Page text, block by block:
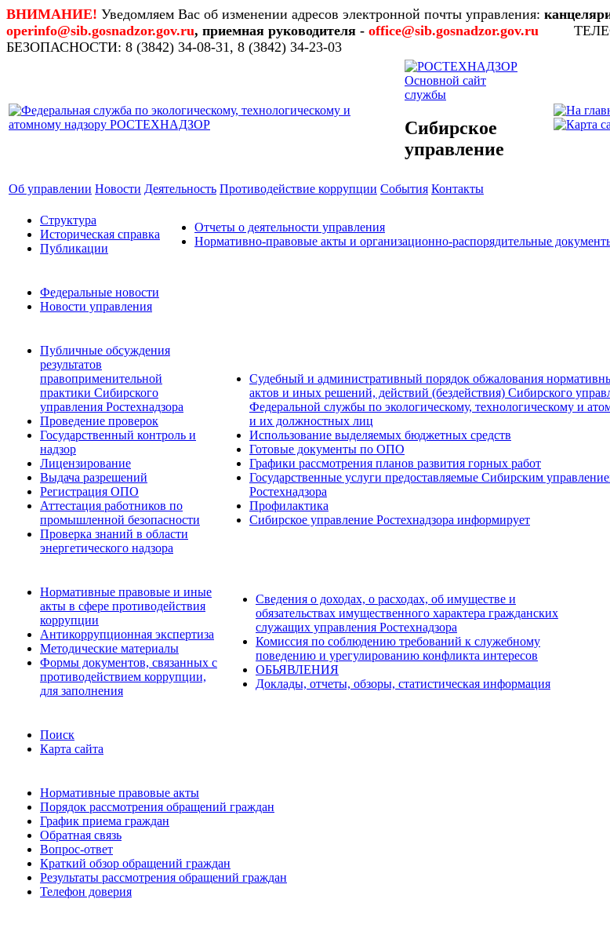
ВНИМАНИЕ! Уведомляем Вас об изменении адресов электронной почты управления:
operinfo@sib.gosnadzor.gov.ru, приемная руководителя - office@sib.gosnadzor.gov.ru
БЕЗОПАСНОСТИ: 8 (3842) 34-08-31, 8 (3842) 34-23-03
Основной сайт
службы
Сибирское
управление
Об управлении Новости Деятельность Противодействие коррупции События Контакты
Структура
Историческая справка
Публикации
Отчеты о деятельности управления
Нормативно-правовые акты и организационно-распорядительные
Федеральные новости
Новости управления
Публичные обсуждения
результатов
правоприменительной
практики Сибирского
управления Ростехнадзора
Проведение проверок
Государственный контроль и
надзор
Лицензирование
Выдача разрешений
Регистрация ОПО
Аттестация работников по
промышленной безопасности
Проверка знаний в области
энергетического надзора
Судебный и административный порядок обжалования
актов и иных решений, действий (бездействия) Сибирского
Федеральной службы по экологическому, технологическому и
и их должностных лиц
Использование выделяемых бюджетных средств
Готовые документы по ОПО
Графики рассмотрения планов развития горных работ
Государственные услуги предоставляемые Сибирским
Ростехнадзора
Профилактика
Сибирское управление Ростехнадзора информирует
Нормативные правовые и иные
акты в сфере противодействия
коррупции
Антикоррупционная экспертиза
Методические материалы
Формы документов, связанных с
противодействием коррупции,
для заполнения
Сведения о доходах, о расходах, об имуществе и
обязательствах имущественного характера гражданских
служащих управления Ростехнадзора
Комиссия по соблюдению требований к служебному
поведению и урегулированию конфликта интересов
ОБЬЯВЛЕНИЯ
Доклады, отчеты, обзоры, статистическая информация
Поиск
Карта сайта
Нормативные правовые акты
Порядок рассмотрения обращений граждан
График приема граждан
Обратная связь
Вопрос-ответ
Краткий обзор обращений граждан
Результаты рассмотрения обращений граждан
Телефон доверия